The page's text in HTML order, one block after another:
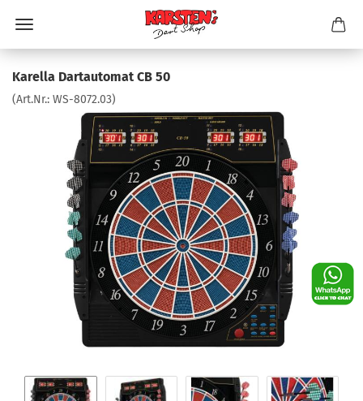
Karella Dartautomat CB 50
(Art.Nr.: WS-8072.03)